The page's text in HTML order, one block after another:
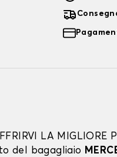
LA MIGLIORE
del bagagliaio